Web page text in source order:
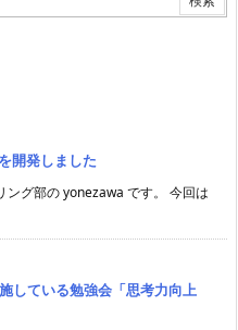
開発しました
グ部の yonezawa です。 今回は
している勉強会「思考力向上